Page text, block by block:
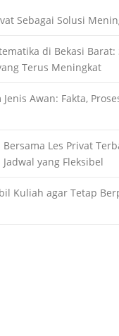
Sebagai Solusi
di Bekasi
Terus Meningkat
Awan: Fakta,
Bersama Les Privat
yang Fleksibel
Kuliah agar Tetap